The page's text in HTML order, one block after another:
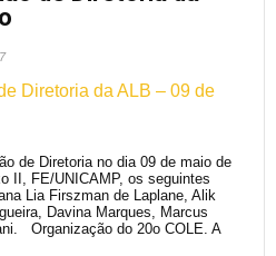
de Diretoria no dia 09 de maio de
II, FE/UNICAMP, os seguintes
Lia Firszman de Laplane, Alik
Davina Marques, Marcus
Organização do 20o COLE. A